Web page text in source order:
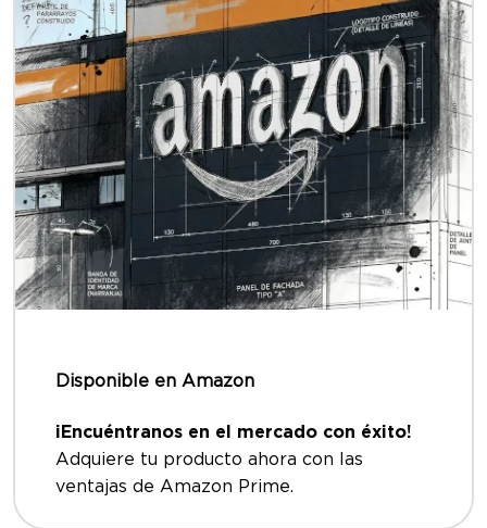
Disponible en Amazon
iEncuéntranos en el mercado con éxito!
Adquiere tu producto ahora con las
ventajas de Amazon Prime.